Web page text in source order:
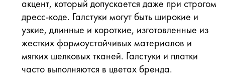
акцент, который допускается даже при строгом
дресс-коде. Галстуки могут быть широкие и
узкие, длинные и короткие, изготовленные из
жестких формоустойчивых материалов и
мягких шелковых тканей. Галстуки и платки
часто выполняются в цветах бренда.